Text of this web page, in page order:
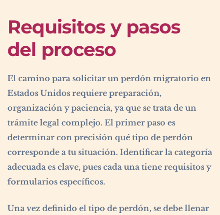
Requisitos y pasos
del proceso
El camino para solicitar un perdón migratorio en
Estados Unidos requiere preparación,
organización y paciencia, ya que se trata de un
trámite legal complejo. El primer paso es
determinar con precisión qué tipo de perdón
corresponde a tu situación. Identificar la categoría
adecuada es clave, pues cada una tiene requisitos y
formularios específicos.
Una vez definido el tipo de perdón, se debe llenar